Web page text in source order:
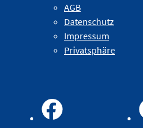
AGB
Datenschutz
Impressum
Privatsphäre